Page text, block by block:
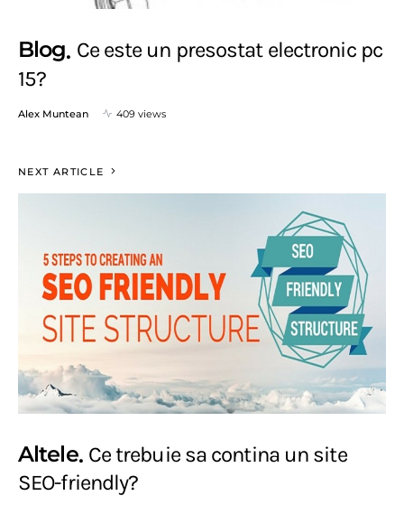
Blog Ce este un presostat electronic pc
15?
Alex Muntean 409 views
NEXT ARTICLE
Altele Ce trebuie sa contina un site
SEO-friendly?